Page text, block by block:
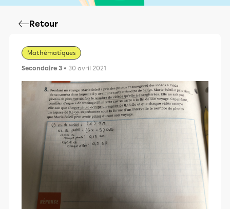
Retour
Mathématiques
Secondaire 3 • 30 avril 2021